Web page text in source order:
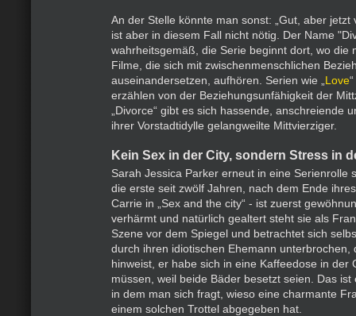
An der Stelle könnte man sonst: „Gut, aber jetzt
ist aber in diesem Fall nicht nötig. Der Name
wahrheitsgemäß, die Serie beginnt dort, wo die
Filme, die sich mit zwischenmenschlichen
auseinandersetzen, aufhören. Serien wie „ Love
erzählen von der Beziehungsunfähigkeit der
„Divorce“ gibt es sich hassende, anschreiende
ihrer Vorstadtidylle gelangweilte Mittvierziger.
Kein Sex in der City, sondern Stress in
Sarah Jessica Parker erneut in eine Serienrolle
die erste seit zwölf Jahren, nach dem Ende
Carrie in „Sex and the city“ - ist zuerst
verhärmt und natürlich gealtert steht sie als
Szene vor dem Spiegel und betrachtet sich
durch ihren idiotischen Ehemann unterbrochen,
hinweist, er habe sich in eine Kaffeedose in der
müssen, weil beide Bäder besetzt seien. Das
in dem man sich fragt, wieso eine charmante
einem solchen Trottel abgegeben hat.